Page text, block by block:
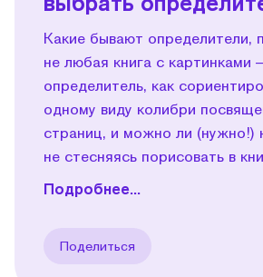
Какие бывают определители,
не любая книга с картинками
определитель, как
одному виду колибри
страниц, и можно ли (нужно!)
не стесняясь порисовать в
Подробнее...
Поделиться